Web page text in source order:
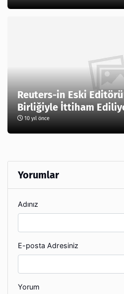
Reuters-in Eski
Birliğiyle İttiham
10 yıl önce
Yorumlar
Adınız
E-posta Adresiniz
Yorum